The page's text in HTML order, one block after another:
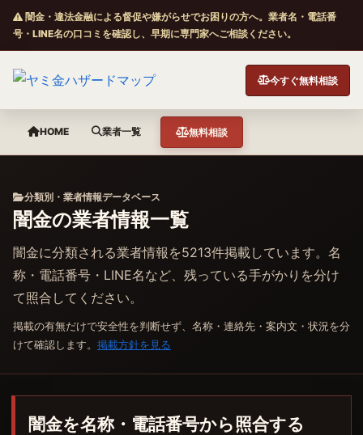
闇金・違法金融による督促や嫌がらせでお困りの方へ。業者名・電話番
号・LINE名の口コミを確認し、早期に専門家へご相談ください。
今すぐ無料相談
HOME 業者一覧 無料相談
分類別・業者情報データベース
闇金の業者情報一覧
闇金に分類される業者情報を5213件掲載しています。名
称・電話番号・LINE名など、残っている手がかりを分け
て照合してください。
掲載の有無だけで安全性を判断せず、名称・連絡先・案内文・状況を分
けて確認します。 掲載方針を見る
闇金を名称・電話番号から照合する